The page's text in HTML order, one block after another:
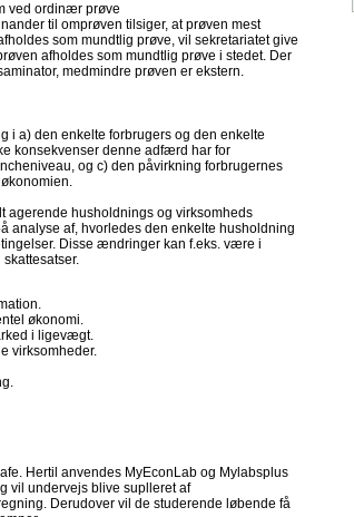
ved ordinær prøve
til omprøven tilsiger, at prøven mest
som mundtlig prøve, vil sekretariatet give
afholdes som mundtlig prøve i stedet. Der
medmindre prøven er ekstern.
i a) den enkelte forbrugers og den enkelte
konsekvenser denne adfærd har for
og c) den påvirkning forbrugernes
agerende husholdnings og virksomheds
af, hvorledes den enkelte husholdning
Disse ændringer kan f.eks. være i
økonomi.
i ligevægt.
virksomheder.
Hertil anvendes MyEconLab og Mylabsplus
vil undervejs blive suplleret af
Derudover vil de studerende løbende få